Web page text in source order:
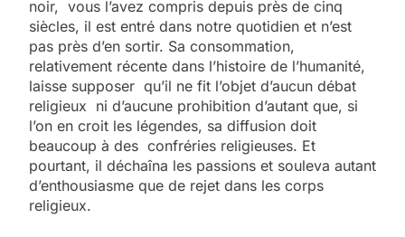
noir, vous l’avez compris depuis près de cinq
siècles, il est entré dans notre quotidien et n’est
pas près d’en sortir. Sa consommation,
relativement récente dans l’histoire de l’humanité,
laisse supposer qu’il ne fit l’objet d’aucun débat
religieux ni d’aucune prohibition d’autant que, si
l’on en croit les légendes, sa diffusion doit
beaucoup à des confréries religieuses. Et
pourtant, il déchaîna les passions et souleva autant
d’enthousiasme que de rejet dans les corps
religieux.